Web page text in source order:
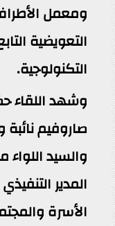
ومعمل
التعويضية
التكنولوجية.
وشهد اللقاء
صاروفيم نائبة
والسيد
المدير
الأسرة